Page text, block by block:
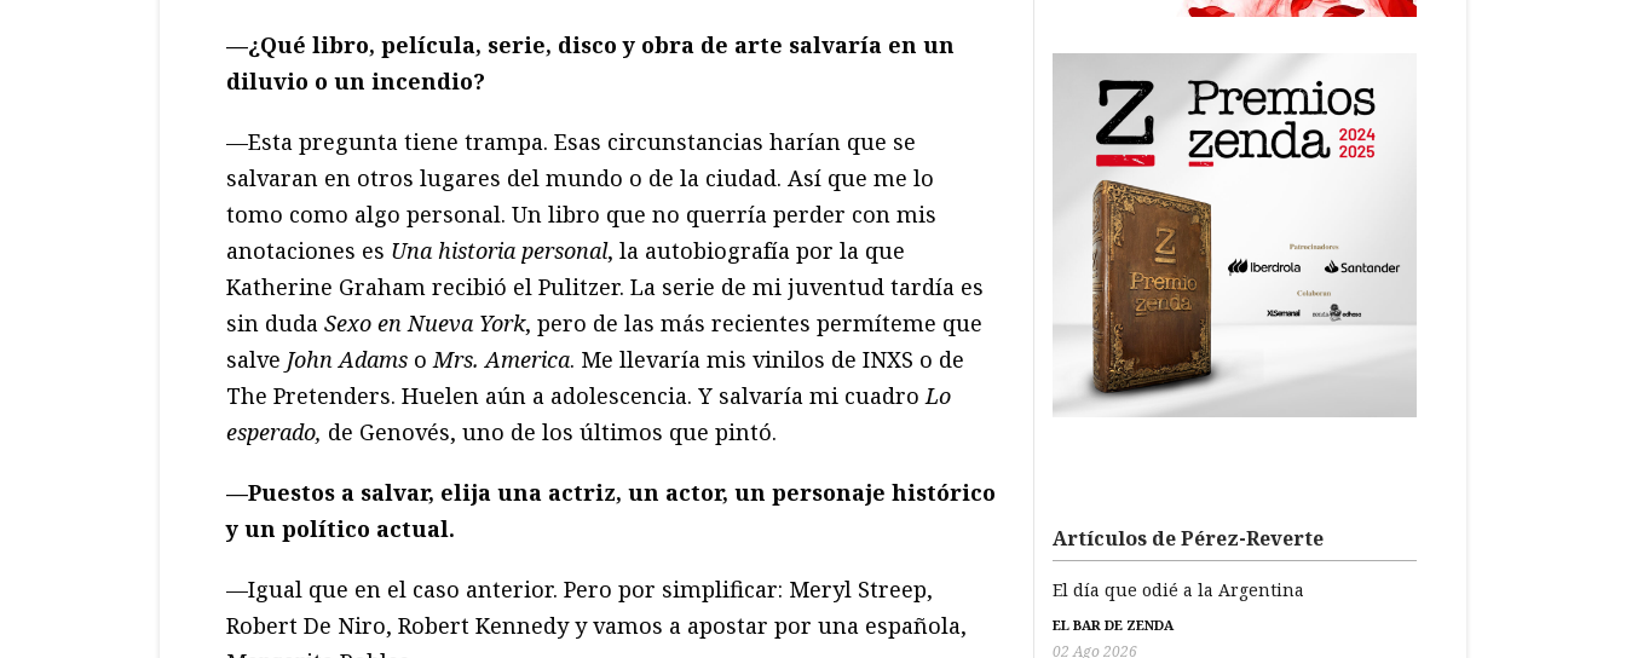
—¿Qué libro, película, serie, disco y obra de arte salvaría en un
diluvio o un incendio?
—Esta pregunta tiene trampa. Esas circunstancias harían que se
salvaran en otros lugares del mundo o de la ciudad. Así que me lo
tomo como algo personal. Un libro que no querría perder con mis
anotaciones es Una historia personal, la autobiografía por la que
Katherine Graham recibió el Pulitzer. La serie de mi juventud tardía es
sin duda Sexo en Nueva York, pero de las más recientes permíteme que
salve John Adams oMrs. America. Me llevaría mis vinilos de INXS o de
The Pretenders. Huelen aún a adolescencia. Y salvaría mi cuadroLo
esperado, de Genovés, uno de los últimos que pintó.
—Puestos a salvar, elija una actriz, un actor, un personaje histórico
y un político actual.
—Igual que en el caso anterior. Pero por simplificar: Meryl Streep,
Robert De Niro, Robert Kennedy y vamos a apostar por una española,
Artículos de Pérez-Reverte
El día que odié a la Argentina
EL BAR DE ZENDA
02 Ago 2026